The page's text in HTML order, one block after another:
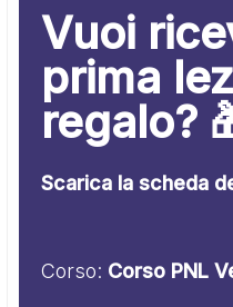
Vuoi
prima
regalo?
Scarica la scheda
Corso: Corso PNL